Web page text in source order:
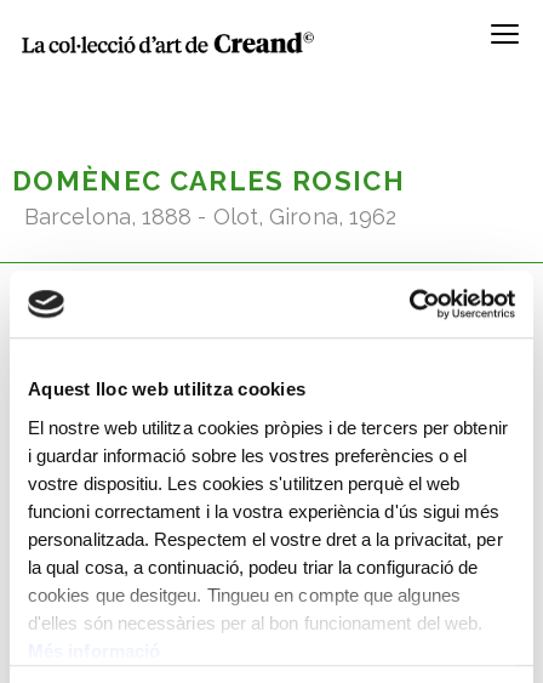
Aquest lloc web utilitza cookies
El nostre web utilitza cookies pròpies i de tercers per obtenir
i guardar informació sobre les vostres preferències o el
vostre dispositiu. Les cookies s'utilitzen perquè el web
funcioni correctament i la vostra experiència d'ús sigui més
personalitzada. Respectem el vostre dret a la privacitat, per
la qual cosa, a continuació, podeu triar la configuració de
cookies que desitgeu. Tingueu en compte que algunes
d'elles són necessàries per al bon funcionament del web.
Menú
DOMÈNEC CARLES ROSICH
Barcelona, 1888 - Olot, Girona, 1962